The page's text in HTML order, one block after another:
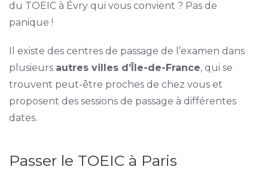
du TOEIC à Évry qui vous convient ? Pas de
panique !
Il existe des centres de passage de l’examen dans
plusieurs autres villes d’Île-de-France, qui se
trouvent peut-être proches de chez vous et
proposent des sessions de passage à différentes
dates.
Passer le TOEIC à Paris